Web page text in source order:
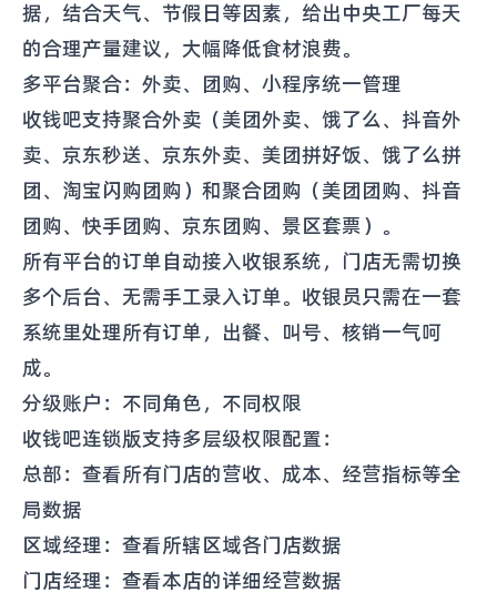
据，结合天气、节假日等因素，给出中央工厂每天
的合理产量建议，大幅降低食材浪费。
多平台聚合：外卖、团购、小程序统一管理
收钱吧支持聚合外卖（美团外卖、饿了么、抖音外
卖、京东秒送、京东外卖、美团拼好饭、饿了么拼
团、淘宝闪购团购）和聚合团购（美团团购、抖音
团购、快手团购、京东团购、景区套票）。
所有平台的订单自动接入收银系统，门店无需切换
多个后台、无需手工录入订单。收银员只需在一套
系统里处理所有订单，出餐、叫号、核销一气呵
成。
分级账户：不同角色，不同权限
收钱吧连锁版支持多层级权限配置：
总部：查看所有门店的营收、成本、经营指标等全
局数据
区域经理：查看所辖区域各门店数据
门店经理：查看本店的详细经营数据